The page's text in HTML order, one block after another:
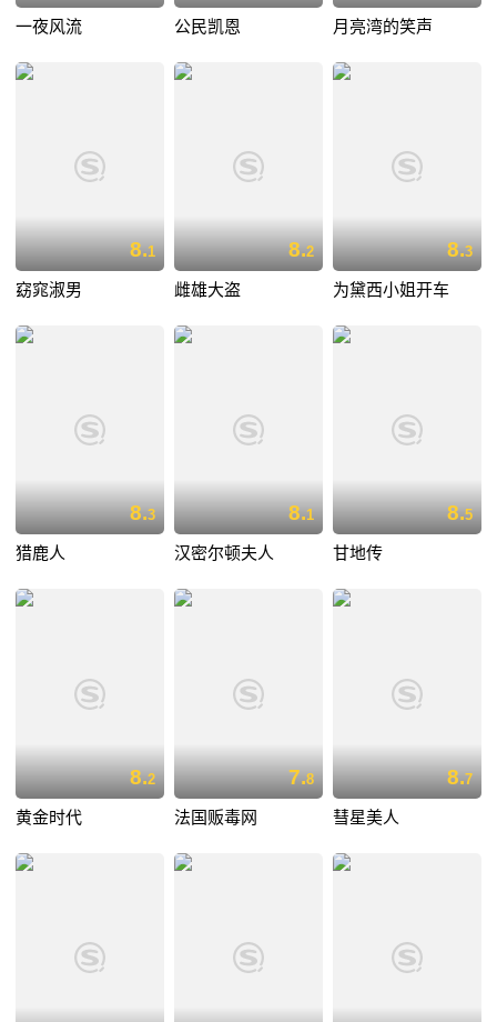
一夜风流 公民凯恩 月亮湾的笑声
8.1
窈窕淑男
8.2
雌雄大盗
8.3
为黛西小姐开车
8.3
猎鹿人
8.1
汉密尔顿夫人
8.5
甘地传
8.2
黄金时代
7.8
法国贩毒网
8.7
彗星美人